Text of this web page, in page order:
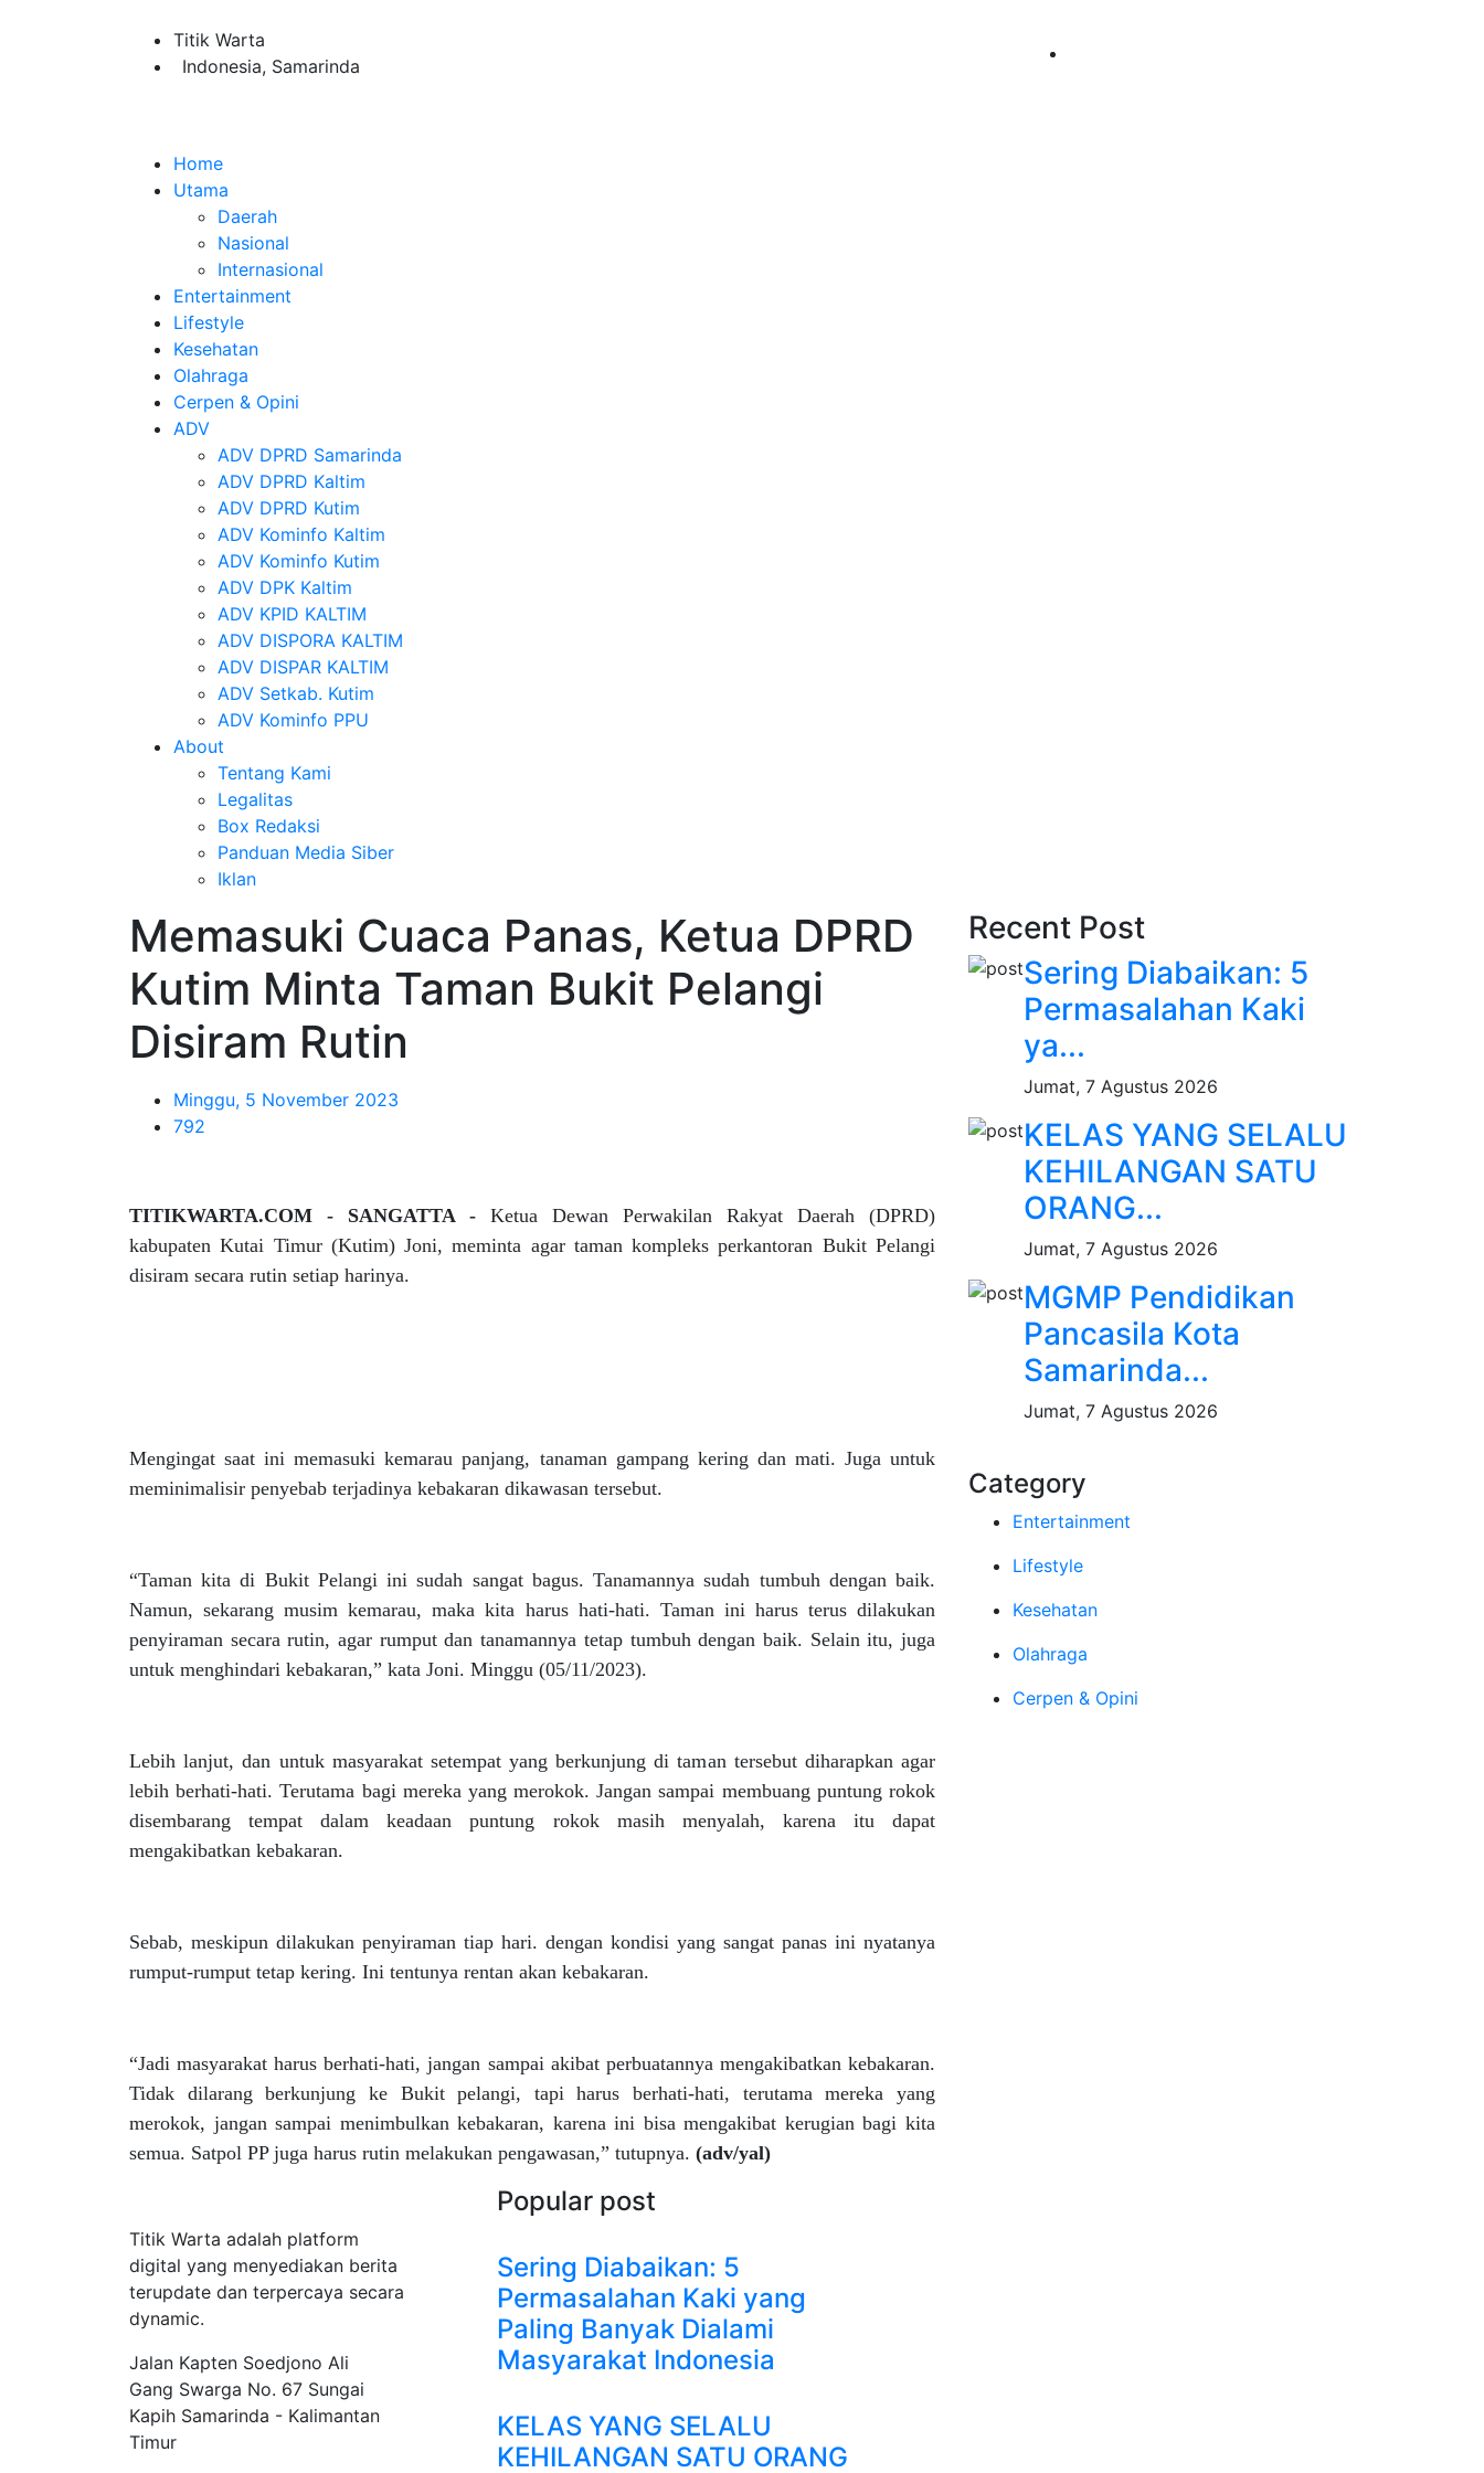
Titik Warta
Indonesia, Samarinda
Home
Utama
Daerah
Nasional
Internasional
Entertainment
Lifestyle
Kesehatan
Olahraga
Cerpen & Opini
ADV
ADV DPRD Samarinda
ADV DPRD Kaltim
ADV DPRD Kutim
ADV Kominfo Kaltim
ADV Kominfo Kutim
ADV DPK Kaltim
ADV KPID KALTIM
ADV DISPORA KALTIM
ADV DISPAR KALTIM
ADV Setkab. Kutim
ADV Kominfo PPU
About
Tentang Kami
Legalitas
Box Redaksi
Panduan Media Siber
Iklan
Memasuki Cuaca Panas, Ketua DPRD
Kutim Minta Taman Bukit Pelangi
Disiram Rutin
Minggu, 5 November 2023
792
TITIKWARTA.COM - SANGATTA - Ketua Dewan Perwakilan Rakyat Daerah (DPRD)
kabupaten Kutai Timur (Kutim) Joni, meminta agar taman kompleks perkantoran Bukit Pelangi
disiram secara rutin setiap harinya.
Mengingat saat ini memasuki kemarau panjang, tanaman gampang kering dan mati. Juga untuk
meminimalisir penyebab terjadinya kebakaran dikawasan tersebut.
“Taman kita di Bukit Pelangi ini sudah sangat bagus. Tanamannya sudah tumbuh dengan baik.
Namun, sekarang musim kemarau, maka kita harus hati-hati. Taman ini harus terus dilakukan
penyiraman secara rutin, agar rumput dan tanamannya tetap tumbuh dengan baik. Selain itu, juga
untuk menghindari kebakaran,” kata Joni. Minggu (05/11/2023).
Lebih lanjut, dan untuk masyarakat setempat yang berkunjung di taman tersebut diharapkan agar
lebih berhati-hati. Terutama bagi mereka yang merokok. Jangan sampai membuang puntung rokok
disembarang tempat dalam keadaan puntung rokok masih menyalah, karena itu dapat
mengakibatkan kebakaran.
Sebab, meskipun dilakukan penyiraman tiap hari. dengan kondisi yang sangat panas ini nyatanya
rumput-rumput tetap kering. Ini tentunya rentan akan kebakaran.
“Jadi masyarakat harus berhati-hati, jangan sampai akibat perbuatannya mengakibatkan kebakaran.
Tidak dilarang berkunjung ke Bukit pelangi, tapi harus berhati-hati, terutama mereka yang
merokok, jangan sampai menimbulkan kebakaran, karena ini bisa mengakibat kerugian bagi kita
semua. Satpol PP juga harus rutin melakukan pengawasan,” tutupnya. (adv/yal)
Recent Post
Sering Diabaikan: 5
Permasalahan Kaki
ya...
Jumat, 7 Agustus 2026
KELAS YANG SELALU
KEHILANGAN SATU
ORANG...
Jumat, 7 Agustus 2026
MGMP Pendidikan
Pancasila Kota
Samarinda...
Jumat, 7 Agustus 2026
Category
Entertainment
Lifestyle
Kesehatan
Olahraga
Cerpen & Opini
Titik Warta adalah platform
digital yang menyediakan berita
terupdate dan terpercaya secara
dynamic.
Jalan Kapten Soedjono Ali
Gang Swarga No. 67 Sungai
Kapih Samarinda - Kalimantan
Timur
Popular post
Sering Diabaikan: 5
Permasalahan Kaki yang
Paling Banyak Dialami
Masyarakat Indonesia
KELAS YANG SELALU
KEHILANGAN SATU ORANG